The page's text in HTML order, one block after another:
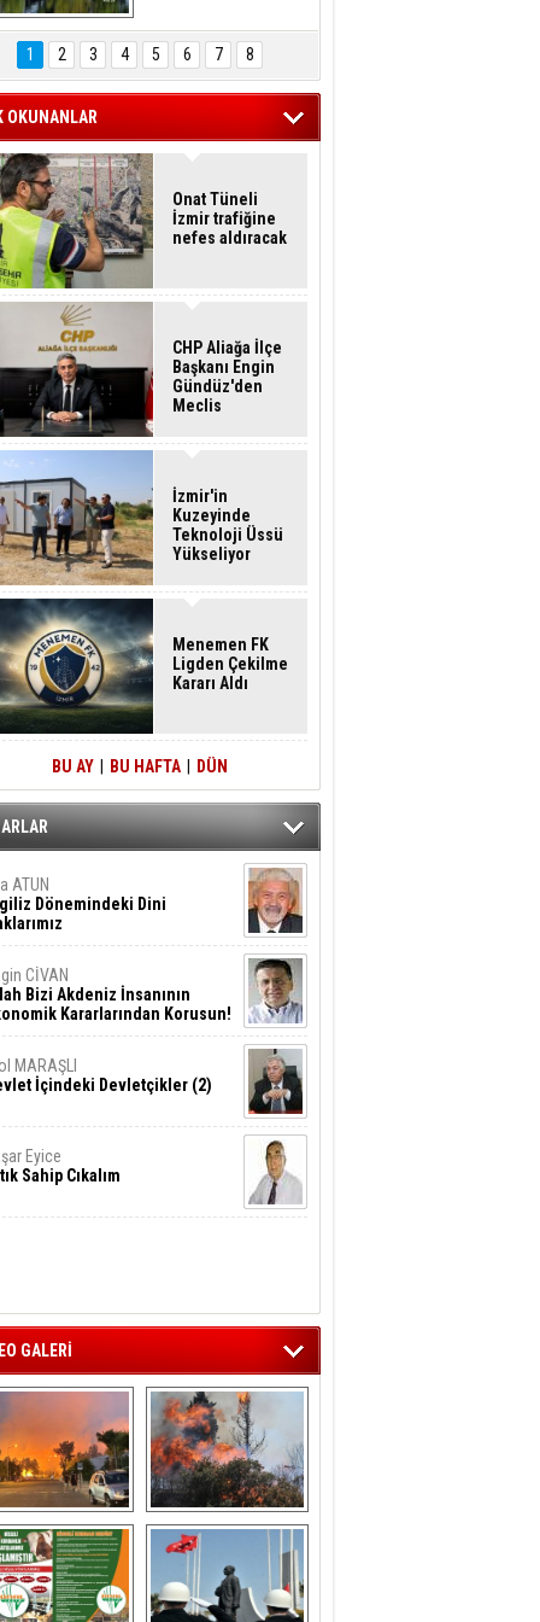
Hasan Eser'in
Objektifinden
1 2 3 4 5 6 7 8
OKUNANLAR
Onat Tüneli
İzmir trafiğine
nefes aldıracak
CHP Aliağa İlçe
Başkanı Engin
Gündüz'den
Meclis
Çağrısı
İzmir'in
Kuzeyinde
Teknoloji Üssü
Yükseliyor
Menemen FK
Ligden Çekilme
Kararı Aldı
BU AY BU HAFTA DÜN
ATUN
Dönemindeki Dini
CİVAN
Bizi Akdeniz İnsanının
Kararlarından Korusun!
MARAŞLI
İçindeki Devletçikler (2)
Eyice
Sahip Cıkalım
GALERİ
‘da  otluk
alanda çıkan
yangın evlere
sıçramadan
söndürüldü
Aliağa'nın Ciğerleri